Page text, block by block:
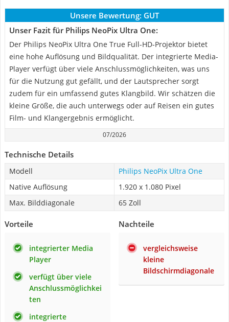
Unsere Bewertung: GUT
Unser Fazit für Philips NeoPix Ultra One:
Der Philips NeoPix Ultra One True Full-HD-Projektor bietet
eine hohe Auflösung und Bildqualität. Der integrierte Media-
Player verfügt über viele Anschlussmöglichkeiten, was uns
für die Nutzung gut gefällt, und der Lautsprecher sorgt
zudem für ein umfassend gutes Klangbild. Wir schätzen die
kleine Größe, die auch unterwegs oder auf Reisen ein gutes
Film- und Klangergebnis ermöglicht.
07/2026
Technische Details
Modell
Philips NeoPix Ultra One
Native Auflösung
1.920 x 1.080 Pixel
Max. Bilddiagonale
65 Zoll
Vorteile
integrierter Media
Player
verfügt über viele
Anschlussmöglichkei
ten
integrierte
Nachteile
vergleichsweise
kleine
Bildschirmdiagonale